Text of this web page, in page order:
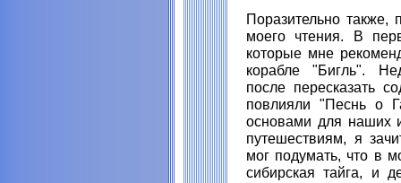
Поразительно также,
моего чтения. В
которые мне
корабле "Бигль".
после пересказать
повлияли "Песнь о
основами для наших
путешествиям, я
мог подумать, что в
сибирская тайга, и